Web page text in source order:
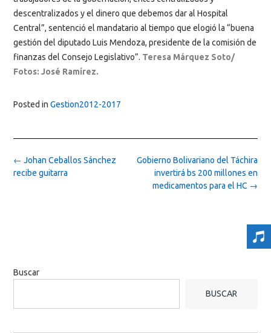
descentralizados y el dinero que debemos dar al Hospital
Central”, sentenció el mandatario al tiempo que elogió la “buena
gestión del diputado Luis Mendoza, presidente de la comisión de
finanzas del Consejo Legislativo”. Teresa Márquez Soto/
Fotos: José Ramírez.
Posted in Gestion2012-2017
Post
navigation
Gobierno Bolivariano del Táchira
invertirá bs 200 millones en
medicamentos para el HC →
← Johan Ceballos Sánchez
recibe guitarra
Buscar
BUSCAR